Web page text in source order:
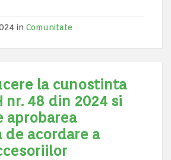
in Comunitate
la cunostinta
nr. 48 din 2024 si
aprobarea
de acordare a